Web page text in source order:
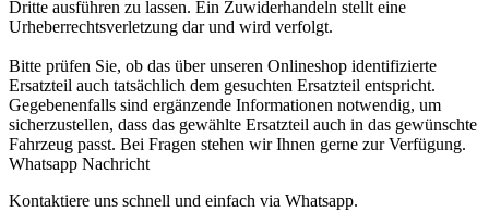
Dritte ausführen zu lassen. Ein Zuwiderhandeln stellt eine
Urheberrechtsverletzung dar und wird verfolgt.
Bitte prüfen Sie, ob das über unseren Onlineshop identifizierte
Ersatzteil auch tatsächlich dem gesuchten Ersatzteil entspricht.
Gegebenenfalls sind ergänzende Informationen notwendig, um
sicherzustellen, dass das gewählte Ersatzteil auch in das gewünschte
Fahrzeug passt. Bei Fragen stehen wir Ihnen gerne zur Verfügung.
Whatsapp Nachricht
Kontaktiere uns schnell und einfach via Whatsapp.